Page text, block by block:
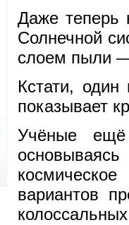
Даже теперь
Солнечной
слоем пыли —
Кстати,
показывает
Учёные
вариантов